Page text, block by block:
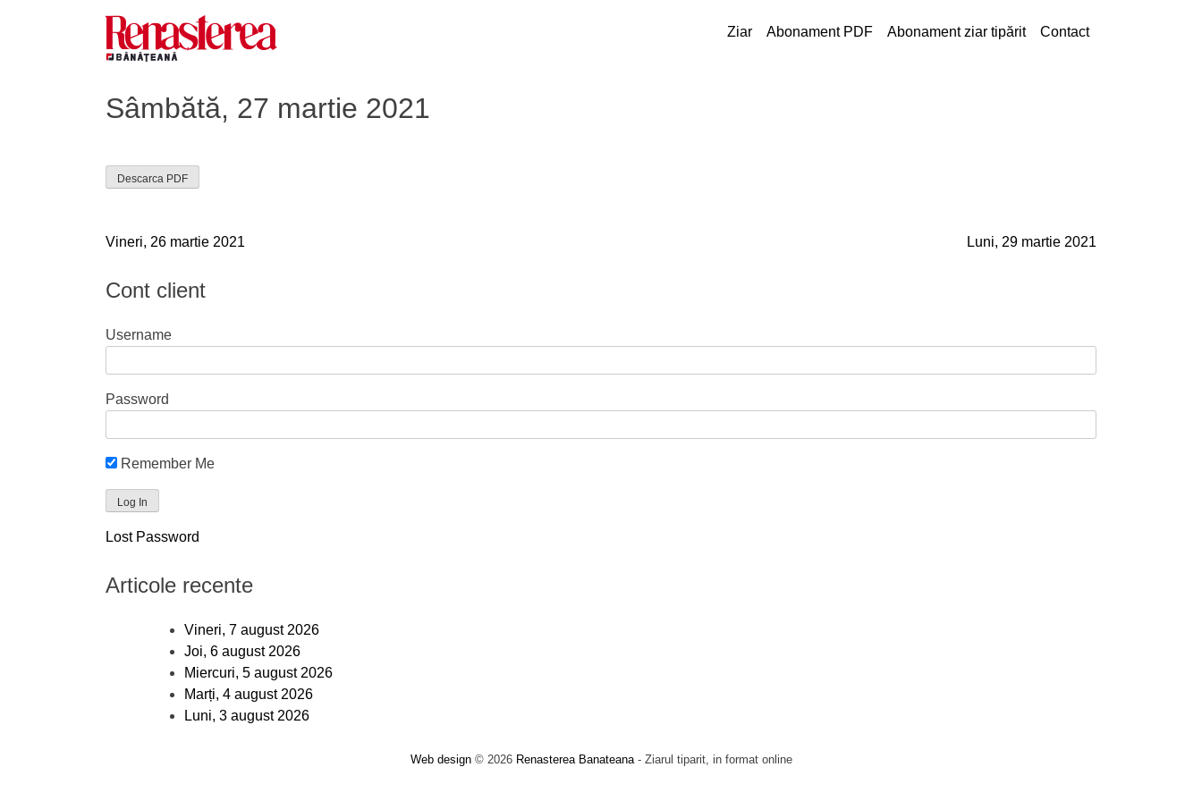
Ziar Abonament PDF Abonament ziar tipărit Contact
Sâmbătă, 27 martie 2021
Descarca PDF
Navigare
în
Vineri, 26 martie 2021 Luni, 29 martie 2021
Cont client
Username
Password
Remember Me
Lost Password
Articole recente
Vineri, 7 august 2026
Joi, 6 august 2026
Miercuri, 5 august 2026
Marți, 4 august 2026
Luni, 3 august 2026
Web design© 2026 Renasterea Banateana- Ziarul tiparit, in format online